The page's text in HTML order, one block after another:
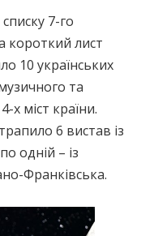
7-го
короткий лист
10 українських
та
х міст країни.
6 вистав із
одній – із
Франківська.